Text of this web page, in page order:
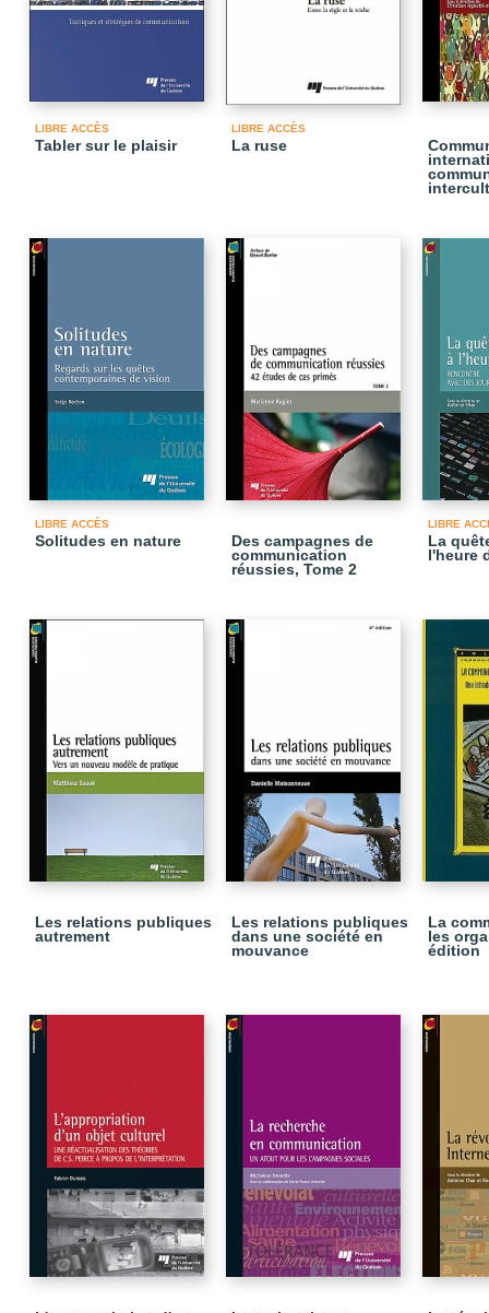
LIBRE ACCÈS
Tabler sur le plaisir
LIBRE ACCÈS
La ruse
LIBRE ACCÈS
Solitudes en nature
Des campagnes de
communication
réussies, Tome 2
LIBRE
La
l'heure
Les relations publiques
autrement
Les relations publiques
dans une société en
mouvance
La
les
édition